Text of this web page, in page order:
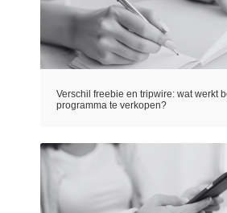
Verschil freebie en tripwire: wat werkt
programma te verkopen?